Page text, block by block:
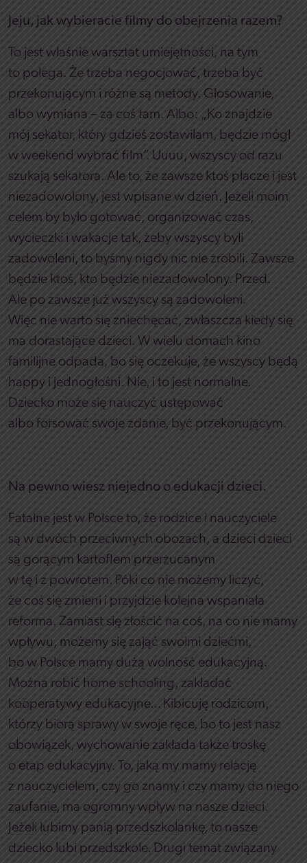
Jeju, jak wybieracie filmy do obejrzenia razem?
To jest właśnie warsztat umiejętności, na tym
to polega. Że trzeba negocjować, trzeba być
przekonującym i różne są metody. Głosowanie,
albo wymiana – za coś tam. Albo: „Ko znajdzie
mój sekator, który gdzieś zostawiłam, będzie mógł
w weekend wybrać film”. Uuuu, wszyscy od razu
szukają sekatora. Ale to, że zawsze ktoś płacze i jest
niezadowolony, jest wpisane w dzień. Jeżeli moim
celem by było gotować, organizować czas,
wycieczki i wakacje tak, żeby wszyscy byli
zadowoleni, to byśmy nigdy nic nie zrobili. Zawsze
będzie ktoś, kto będzie niezadowolony. Przed.
Ale po zawsze już wszyscy są zadowoleni.
Więc nie warto się zniechęcać, zwłaszcza kiedy się
ma dorastające dzieci. W wielu domach kino
familijne odpada, bo się oczekuje, że wszyscy będą
happy i jednogłośni. Nie, i to jest normalne.
Dziecko może się nauczyć ustępować
albo forsować swoje zdanie, być przekonującym.
Na pewno wiesz niejedno o edukacji dzieci.
Fatalne jest w Polsce to, że rodzice i nauczyciele
są w dwóch przeciwnych obozach, a dzieci dzieci
są gorącym kartoflem przerzucanym
w tę i z powrotem. Póki co nie możemy liczyć,
że coś się zmieni i przyjdzie kolejna wspaniała
reforma. Zamiast się złościć na coś, na co nie mamy
wpływu, możemy się zająć swoimi dziećmi,
bo w Polsce mamy dużą wolność edukacyjną.
Można robić home schooling, zakładać
kooperatywy edukacyjne… Kibicuję rodzicom,
którzy biorą sprawy w swoje ręce, bo to jest nasz
obowiązek, wychowanie zakłada także troskę
o etap edukacyjny. To, jaką my mamy relację
z nauczycielem, czy go znamy i czy mamy do niego
zaufanie, ma ogromny wpływ na nasze dzieci.
Jeżeli lubimy panią przedszkolankę, to nasze
dziecko lubi przedszkole. Drugi temat związany